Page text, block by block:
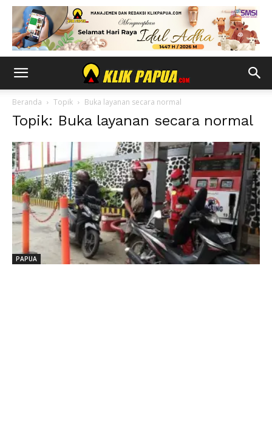
Beranda Topik Buka layanan secara normal
Topik: Buka layanan secara normal
PAPUA